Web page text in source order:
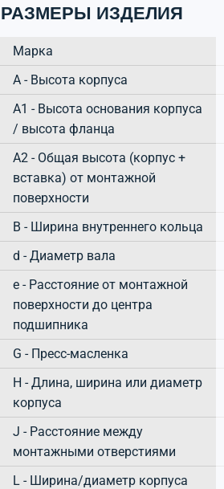
РАЗМЕРЫ ИЗДЕЛИЯ
Марка
А - Высота корпуса
A1 - Высота основания корпуса
/ высота фланца
A2 - Общая высота (корпус +
вставка) от монтажной
поверхности
B - Ширина внутреннего кольца
d - Диаметр вала
e - Расстояние от монтажной
поверхности до центра
подшипника
G - Пресс-масленка
H - Длина, ширина или диаметр
корпуса
J - Расстояние между
монтажными отверстиями
L - Ширина/диаметр корпуса